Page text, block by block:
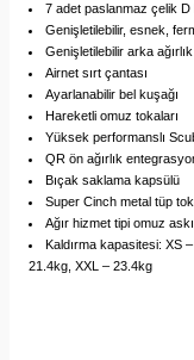
7 adet paslanmaz çelik D
Genişletilebilir, esnek,
Genişletilebilir arka
Airnet sırt çantası
Ayarlanabilir bel kuşağı
Hareketli omuz tokaları
Yüksek performanslı
QR ön ağırlık
Bıçak saklama kapsülü
Super Cinch metal tüp
Ağır hizmet tipi omuz
Kaldırma kapasitesi: XS
21.4kg, XXL – 23.4kg